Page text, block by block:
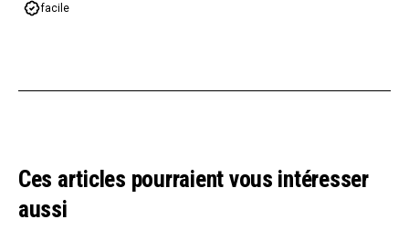
facile
Ces articles pourraient vous intéresser
aussi